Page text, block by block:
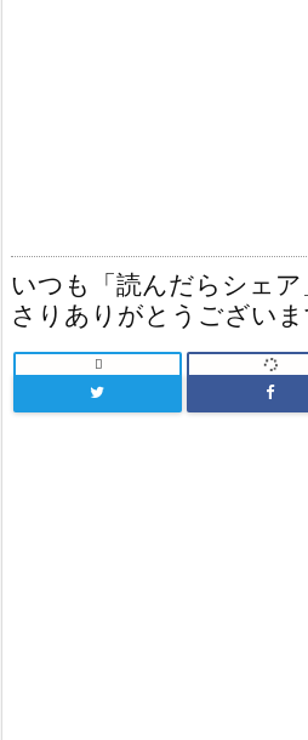
いつも「読んだらシェ
さりありがとうございま
